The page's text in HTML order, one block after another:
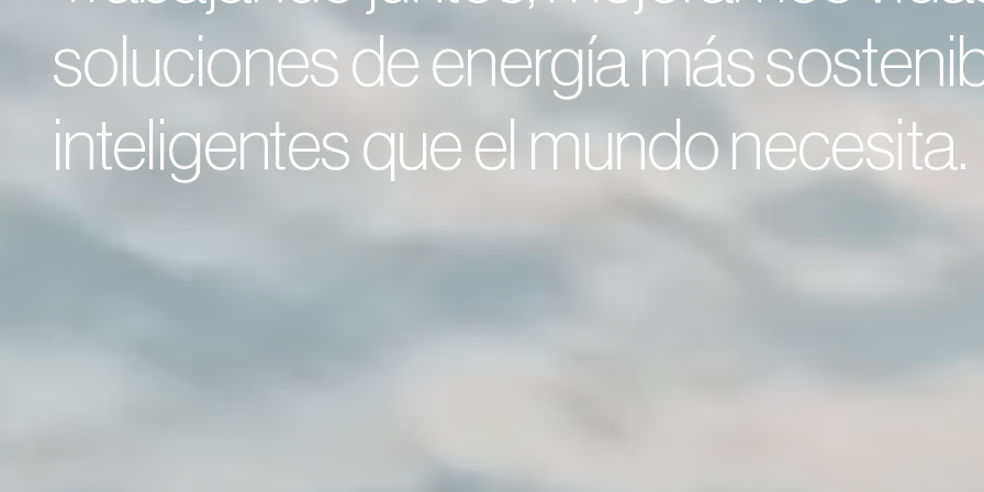
soluciones de energía más
inteligentes que el mundo necesita.
de la energía.